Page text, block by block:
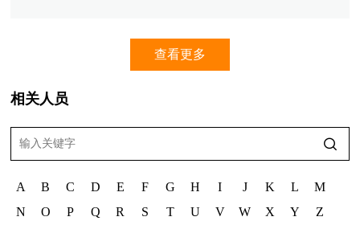
查看更多
相关人员
A B C D E F G H I J K L
M
N
O P Q R S T U V W X Y Z